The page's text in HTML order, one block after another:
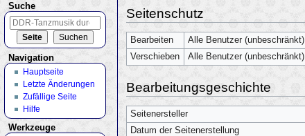
Seitenschutz
Bearbeiten
Alle Benutzer (unbeschränkt)
Verschieben
Alle Benutzer (unbeschränkt)
Bearbeitungsgeschichte
Seitenersteller
Datum der Seitenerstellung
Suche
Navigation
Hauptseite
Letzte Änderungen
Zufällige Seite
Hilfe
Werkzeuge